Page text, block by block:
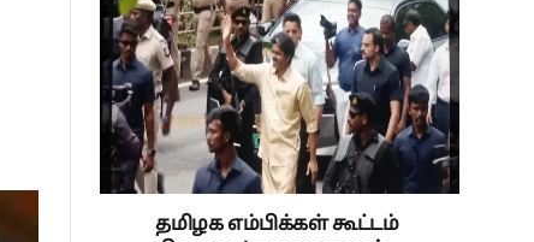
தமிழக எம்பிக்கள் கூட்டம்